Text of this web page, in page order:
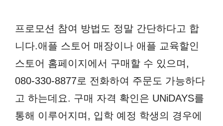
프로모션 참여 방법도 정말 간단하다고 합
니다.애플 스토어 매장이나 애플 교육할인
스토어 홈페이지에서 구매할 수 있으며,
080-330-8877로 전화하여 주문도 가능하다
고 하는데요. 구매 자격 확인은 UNiDAYS를
통해 이루어지며, 입학 예정 학생의 경우에